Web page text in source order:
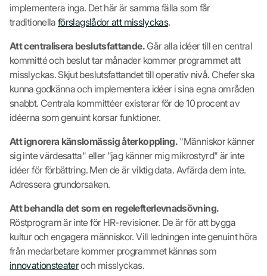
implementera inga. Det här är samma fälla som får
traditionellaförslagslådor att misslyckas.
Att centralisera beslutsfattande.Går alla idéer till en central
kommitté och beslut tar månader kommer programmet att
misslyckas. Skjut beslutsfattandet till operativ nivå. Chefer ska
kunna godkänna och implementera idéer i sina egna områden
snabbt. Centrala kommittéer existerar för de 10 procent av
idéerna som genuint korsar funktioner.
Att ignorera känslomässig återkoppling. "Människor känner
sig inte värdesatta" eller "jag känner mig mikrostyrd" är inte
idéer för förbättring. Men de är viktig data. Avfärda dem inte.
Adressera grundorsaken.
Att behandla det som en regelefterlevnadsövning.
Röstprogram är inte för HR-revisioner. De är för att bygga
kultur och engagera människor. Vill ledningen inte genuint höra
från medarbetare kommer programmet kännas som
innovationsteateroch misslyckas.